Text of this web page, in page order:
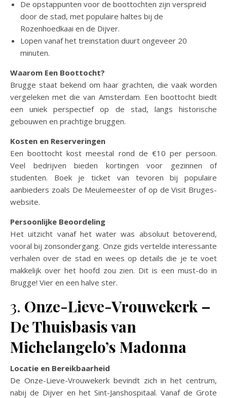
De opstappunten voor de boottochten zijn verspreid
door de stad, met populaire haltes bij de
Rozenhoedkaai en de Dijver.
Lopen vanaf het treinstation duurt ongeveer 20
minuten.
Waarom Een Boottocht?
Brugge staat bekend om haar grachten, die vaak worden
vergeleken met die van Amsterdam. Een boottocht biedt
een uniek perspectief op de stad, langs historische
gebouwen en prachtige bruggen.
Kosten en Reserveringen
Een boottocht kost meestal rond de €10 per persoon.
Veel bedrijven bieden kortingen voor gezinnen of
studenten. Boek je ticket van tevoren bij populaire
aanbieders zoals De Meulemeester of op de Visit Bruges-
website.
Persoonlijke Beoordeling
Het uitzicht vanaf het water was absoluut betoverend,
vooral bij zonsondergang. Onze gids vertelde interessante
verhalen over de stad en wees op details die je te voet
makkelijk over het hoofd zou zien. Dit is een must-do in
Brugge! Vier en een halve ster.
3. Onze-Lieve-Vrouwekerk –
De Thuisbasis van
Michelangelo’s Madonna
Locatie en Bereikbaarheid
De Onze-Lieve-Vrouwekerk bevindt zich in het centrum,
nabij de Dijver en het Sint-Janshospitaal. Vanaf de Grote